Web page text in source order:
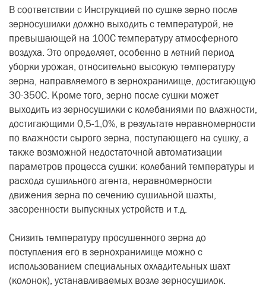
В соответствии с Инструкцией по сушке зерно после
зерносушилки должно выходить с температурой, не
превышающей на 100С температуру атмосферного
воздуха. Это определяет, особенно в летний период
уборки урожая, относительно высокую температуру
зерна, направляемого в зернохранилище, достигающую
30-350С. Кроме того, зерно после сушки может
выходить из зерносушилки с колебаниями по влажности,
достигающими 0,5-1,0%, в результате неравномерности
по влажности сырого зерна, поступающего на сушку, а
также возможной недостаточной автоматизации
параметров процесса сушки: колебаний температуры и
расхода сушильного агента, неравномерности
движения зерна по сечению сушильной шахты,
засоренности выпускных устройств и т.д.
Снизить температуру просушенного зерна до
поступления его в зернохранилище можно с
использованием специальных охладительных шахт
(колонок), устанавливаемых возле зерносушилок.